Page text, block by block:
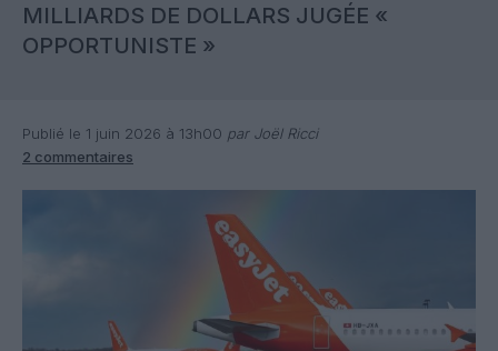
MILLIARDS DE DOLLARS JUGÉE «
OPPORTUNISTE »
Publié le 1 juin 2026 à 13h00 par Joël Ricci
2 commentaires